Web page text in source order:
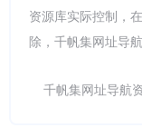
资源库实际控制，
除，千帆集网址导
千帆集网址导航